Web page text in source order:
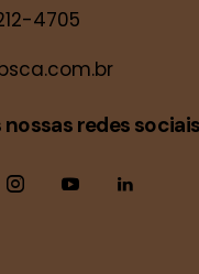
4705
nossas redes sociais